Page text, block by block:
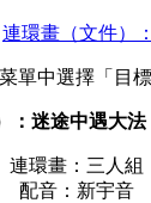
連環畫（文件）：
中選擇「目標
：迷途中遇大
連環畫：三人組
配音：新宇音